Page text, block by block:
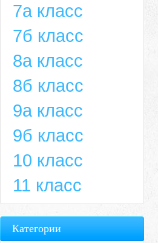
7а класс
7б класс
8а класс
8б класс
9а класс
9б класс
10 класс
11 класс
Категории